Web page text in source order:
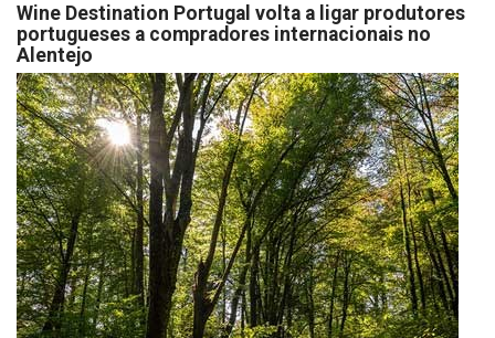
Wine Destination Portugal volta a ligar produtores
portugueses a compradores internacionais no
Alentejo